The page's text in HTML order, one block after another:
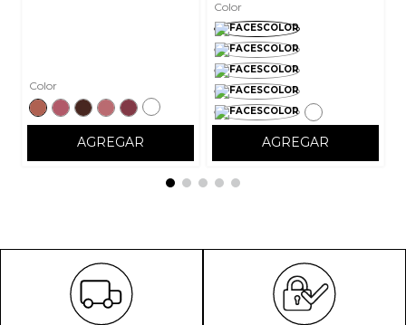
Color
AGREGAR
Color
AGREGAR